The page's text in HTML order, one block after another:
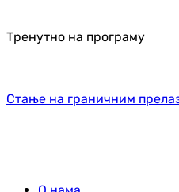
Тренутно на програму
Стање на граничним